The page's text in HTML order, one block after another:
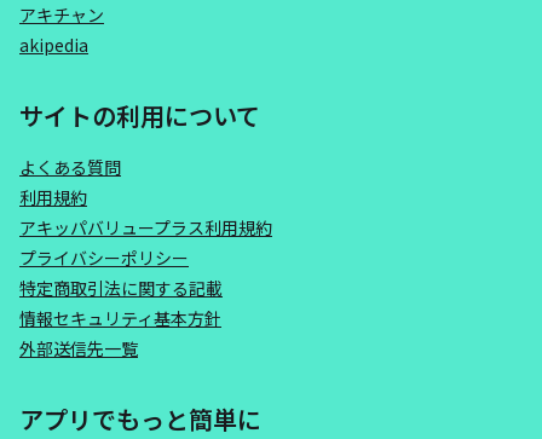
アキチャン
akipedia
サイトの利用について
よくある質問
利用規約
アキッパバリュープラス利用規約
プライバシーポリシー
特定商取引法に関する記載
情報セキュリティ基本方針
外部送信先一覧
アプリでもっと簡単に